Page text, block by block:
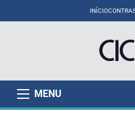
INÍCIO
MENU